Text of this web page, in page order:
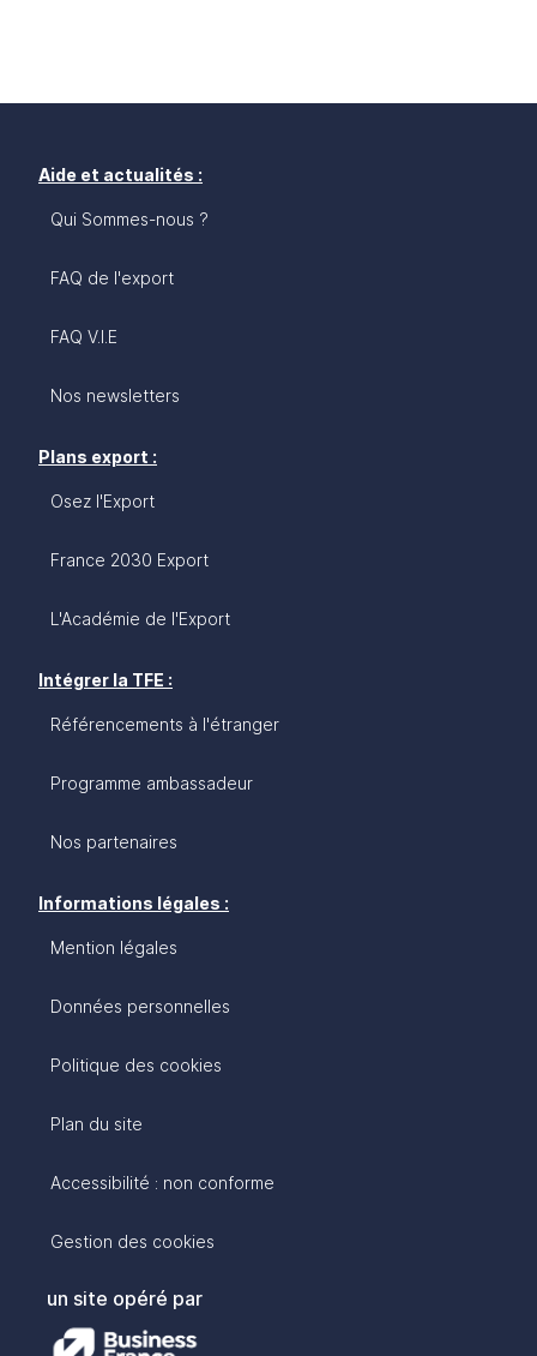
Aide et actualités :
Qui Sommes-nous ?
FAQ de l'export
FAQ V.I.E
Nos newsletters
Plans export :
Osez l'Export
France 2030 Export
L'Académie de l'Export
Intégrer la TFE :
Référencements à l'étranger
Programme ambassadeur
Nos partenaires
Informations légales :
Mention légales
Données personnelles
Politique des cookies
Plan du site
Accessibilité : non conforme
Gestion des cookies
un site opéré par